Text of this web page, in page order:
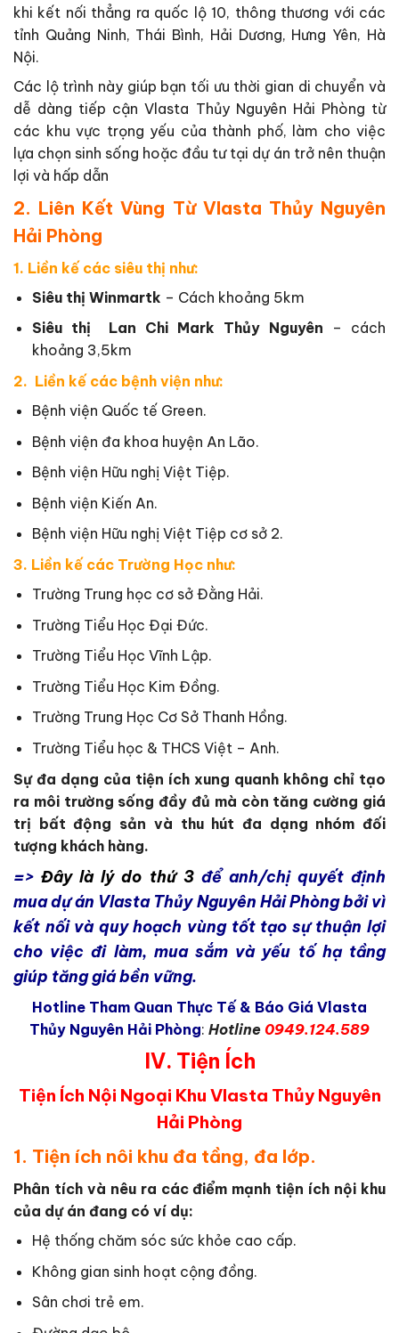
khi kết nối thẳng ra quốc lộ 10, thông thương với các
tỉnh Quảng Ninh, Thái Bình, Hải Dương, Hưng Yên, Hà
Nội.
Các lộ trình này giúp bạn tối ưu thời gian di chuyển và
dễ dàng tiếp cận Vlasta Thủy Nguyên Hải Phòng từ
các khu vực trọng yếu của thành phố, làm cho việc
lựa chọn sinh sống hoặc đầu tư tại dự án trở nên thuận
lợi và hấp dẫn
2. Liên Kết Vùng Từ Vlasta Thủy Nguyên
Hải Phòng
1. Liền kế các siêu thị như:
Siêu thị Winmartk – Cách khoảng 5km
Siêu thị Lan Chi Mark Thủy Nguyên – cách
khoảng 3,5km
2. Liền kế các bệnh viện như:
Bệnh viện Quốc tế Green.
Bệnh viện đa khoa huyện An Lão.
Bệnh viện Hữu nghị Việt Tiệp.
Bệnh viện Kiến An.
Bệnh viện Hữu nghị Việt Tiệp cơ sở 2.
3. Liền kế các Trường Học như:
Trường Trung học cơ sở Đằng Hải.
Trường Tiểu Học Đại Đức.
Trường Tiểu Học Vĩnh Lập.
Trường Tiểu Học Kim Đồng.
Trường Trung Học Cơ Sở Thanh Hồng.
Trường Tiểu học & THCS Việt – Anh.
Sự đa dạng của tiện ích xung quanh không chỉ tạo
ra môi trường sống đầy đủ mà còn tăng cường giá
trị bất động sản và thu hút đa dạng nhóm đối
tượng khách hàng.
=> Đây là lý do thứ 3để anh/chị quyết định
mua dự án Vlasta Thủy Nguyên Hải Phòng bởi vì
kết nối và quy hoạch vùng tốt tạo sự thuận lợi
cho việc đi làm, mua sắm và yếu tố hạ tầng
giúp tăng giá bền vững.
Hotline Tham Quan Thực Tế & Báo Giá Vlasta
Thủy Nguyên Hải Phòng: Hotline 0949.124.589
IV. Tiện Ích
Tiện Ích Nội Ngoại Khu Vlasta Thủy Nguyên
Hải Phòng
1. Tiện ích nôi khu đa tầng, đa lớp.
Phân tích và nêu ra các điểm mạnh tiện ích nội khu
của dự án đang có ví dụ:
Hệ thống chăm sóc sức khỏe cao cấp.
Không gian sinh hoạt cộng đồng.
Sân chơi trẻ em.